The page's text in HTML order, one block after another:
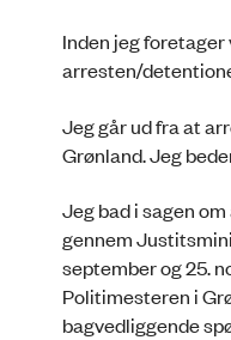
Inden jeg
arresten/
Jeg går ud fra at
Grønland. Jeg
Jeg bad i sagen
gennem
september og 25.
Politimesteren i
bagvedliggende